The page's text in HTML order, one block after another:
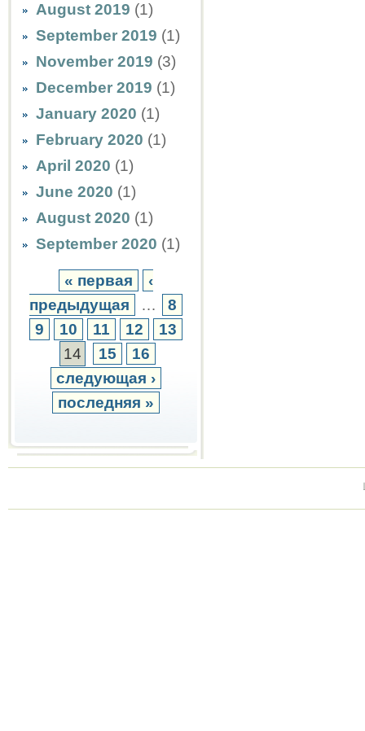
August 2019 (1)
September 2019 (1)
November 2019 (3)
December 2019 (1)
January 2020 (1)
February 2020 (1)
April 2020 (1)
June 2020 (1)
August 2020 (1)
September 2020 (1)
« первая
‹
предыдущая
…
8
9
10 11 12
13
14
15
16
следующая ›
последняя »